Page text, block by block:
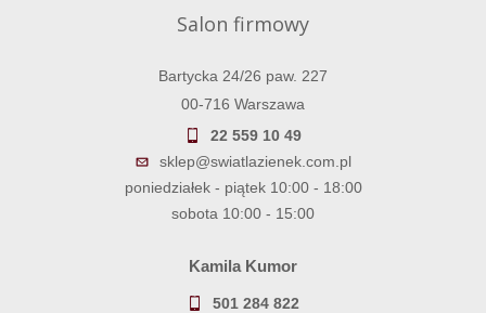
Salon firmowy
Bartycka 24/26 paw. 227
00-716 Warszawa
22 559 10 49
sklep@swiatlazienek.com.pl
poniedziałek - piątek 10:00 - 18:00
sobota 10:00 - 15:00
Kamila Kumor
501 284 822